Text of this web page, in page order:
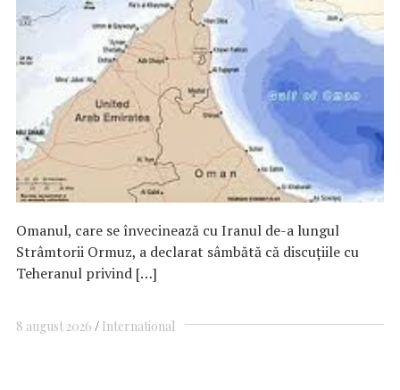
Omanul, care se învecinează cu Iranul de-a lungul
Strâmtorii Ormuz, a declarat sâmbătă că discuţiile cu
Teheranul privind […]
8 august 2026 International